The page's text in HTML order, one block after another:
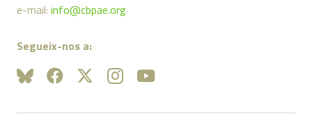
e-mail: info@cbpae.org
Segueix-nos a: